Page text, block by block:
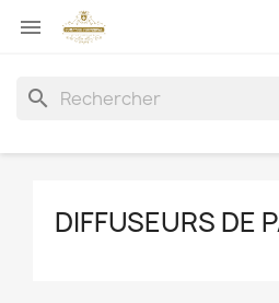

search
DIFFUSEURS DE